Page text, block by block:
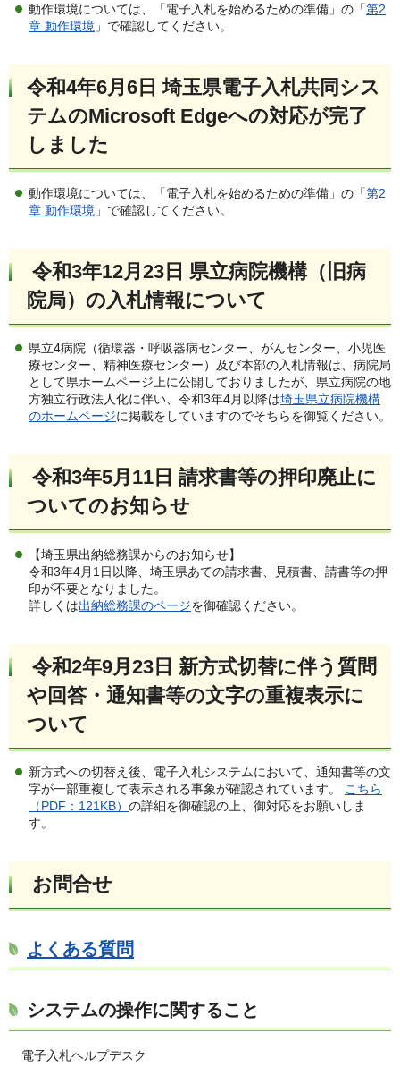
動作環境については、「電子入札を始めるための準備」の「第2
章 動作環境 」で確認してください。
令和4年6月6日 埼玉県電子入札共同シス
テムのMicrosoft Edgeへの対応が完了
しました
動作環境については、「電子入札を始めるための準備」の「第2
章 動作環境 」で確認してください。
令和3年12月23日 県立病院機構（旧病
院局）の入札情報について
県立4病院（循環器・呼吸器病センター、がんセンター、小児医
療センター、精神医療センター）及び本部の入札情報は、病院局
として県ホームページ上に公開しておりましたが、県立病院の地
方独立行政法人化に伴い、令和3年4月以降は埼玉県立病院機構
のホームページに掲載をしていますのでそちらを御覧ください。
令和3年5月11日 請求書等の押印廃止に
ついてのお知らせ
【埼玉県出納総務課からのお知らせ】
令和3年4月1日以降、埼玉県あての請求書、見積書、請書等の押
印が不要となりました。
詳しくは出納総務課のページを御確認ください。
令和2年9月23日 新方式切替に伴う質問
や回答・通知書等の文字の重複表示に
ついて
新方式への切替え後、電子入札システムにおいて、通知書等の文
字が一部重複して表示される事象が確認されています。 こちら
（PDF：121KB） の詳細を御確認の上、御対応をお願いしま
す。
お問合せ
よくある質問
システムの操作に関すること
電子入札ヘルプデスク